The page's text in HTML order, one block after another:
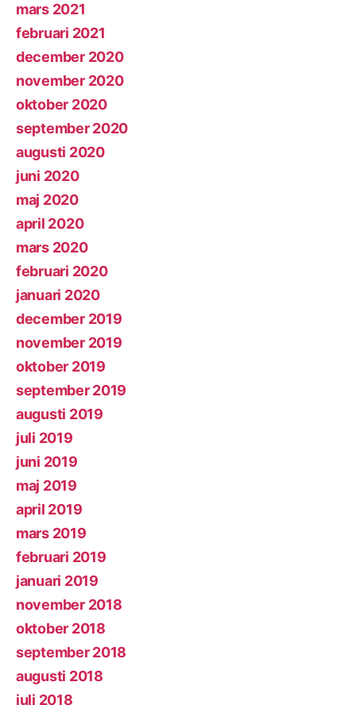
mars 2021
februari 2021
december 2020
november 2020
oktober 2020
september 2020
augusti 2020
juni 2020
maj 2020
april 2020
mars 2020
februari 2020
januari 2020
december 2019
november 2019
oktober 2019
september 2019
augusti 2019
juli 2019
juni 2019
maj 2019
april 2019
mars 2019
februari 2019
januari 2019
november 2018
oktober 2018
september 2018
augusti 2018
juli 2018